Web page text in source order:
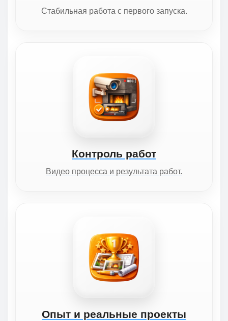
Стабильная работа с первого запуска.
Контроль работ
Видео процесса и результата работ.
Опыт и реальные проекты